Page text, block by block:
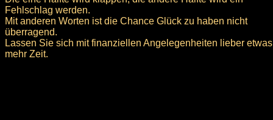
Fehlschlag werden.
Mit anderen Worten ist die Chance Glück zu haben nicht
überragend.
Lassen Sie sich mit finanziellen Angelegenheiten lieber etwas
mehr Zeit.